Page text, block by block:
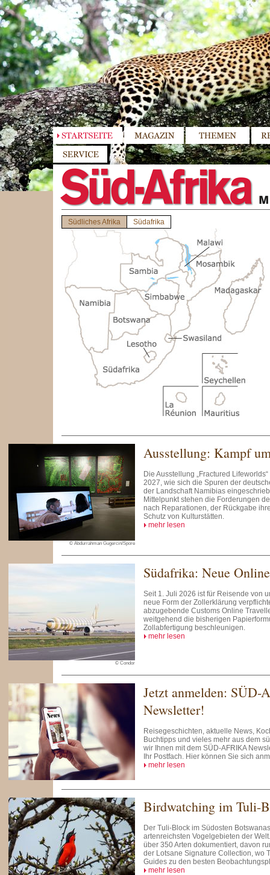
Südliches Afrika Südafrika
© Abdurrahman Gugercin/Spore
Ausstellung: Kampf
Die Ausstellung „Fractured
2027, wie sich die Spuren der
der Landschaft Namibias
Mittelpunkt stehen die Forderungen
nach Reparationen, der Rückgabe
Schutz von Kulturstätten.
mehr lesen
© Condor
Südafrika: Neue
Seit 1. Juli 2026 ist für Reisende von
neue Form der Zollerklärung
abzugebende Customs Online
weitgehend die bisherigen
Zollabfertigung beschleunigen.
mehr lesen
Jetzt anmelden: SÜD-
Newsletter!
Reisegeschichten, aktuelle News,
Buchtipps und vieles mehr aus dem
wir Ihnen mit dem SÜD-AFRIKA
Ihr Postfach. Hier können Sie sich
mehr lesen
Birdwatching im Tuli-
Der Tuli-Block im Südosten
artenreichsten Vogelgebieten der
über 350 Arten dokumentiert, davon
der Lotsane Signature Collection, wo
Guides zu den besten
mehr lesen